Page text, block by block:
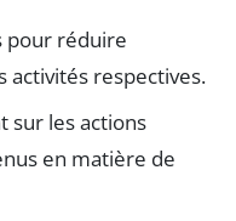
pour réduire
activités respectives.
sur les actions
en matière de